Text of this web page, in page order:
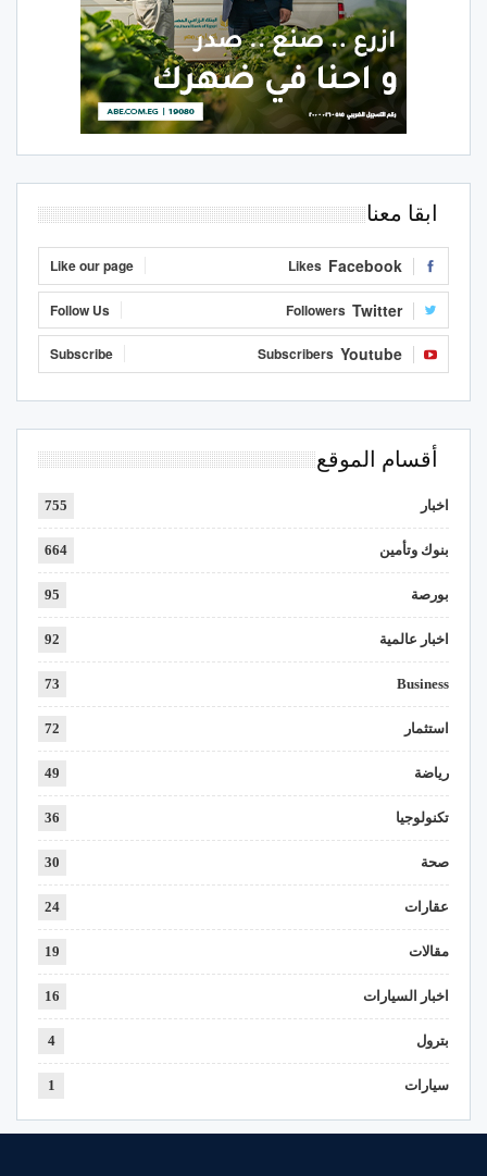
ابقا معنا
Facebook
Likes
Like our page
Twitter
Followers
Follow Us
Youtube
Subscribers
Subscribe
أقسام الموقع
اخبار 755
بنوك وتأمين 664
بورصة 95
اخبار عالمية 92
Business
73
استثمار 72
رياضة 49
تكنولوجيا 36
صحة 30
عقارات 24
مقالات 19
اخبار السيارات 16
بترول 4
سيارات 1